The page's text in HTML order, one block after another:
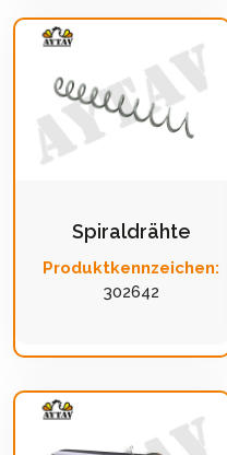
Spiraldrähte
Produktkennzeichen:
302642